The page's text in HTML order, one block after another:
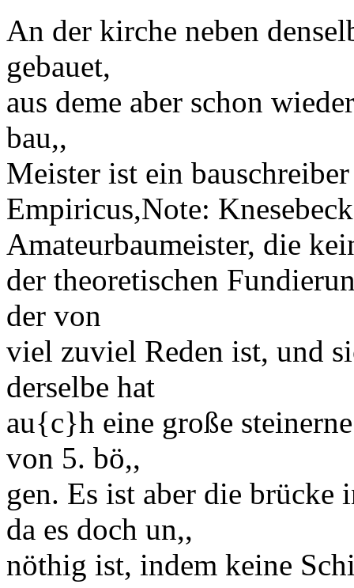
An der kirche neben
gebauet,
aus deme aber schon
bau,,
Meister ist ein
Empiricus,Note:
Amateurbaumeister, die
der theoretischen
der von
viel zuviel Reden ist, und
derselbe hat
au{c}h eine große
von 5. bö,,
gen. Es ist aber die brücke
da es doch un,,
nöthig ist, indem keine